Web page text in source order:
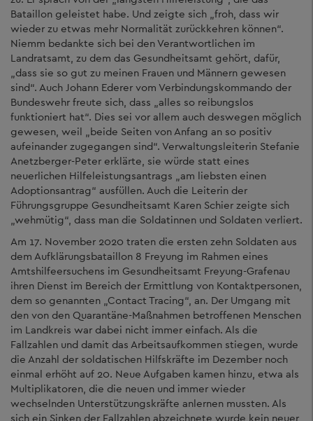
Bataillon geleistet habe. Und zeigte sich „froh, dass wir
wieder zu etwas mehr Normalität zurückkehren können“.
Niemm bedankte sich bei den Verantwortlichen im
Landratsamt, zu dem das Gesundheitsamt gehört, dafür,
„dass sie so gut zu meinen Frauen und Männern gewesen
sind“. Auch Johann Ederer vom Verbindungskommando der
Bundeswehr freute sich, dass „alles so reibungslos
funktioniert hat“. Dies sei vor allem auch deswegen möglich
gewesen, weil „beide Seiten von Anfang an so positiv
aufeinander zugegangen sind“. Verwaltungsleiterin Stefanie
Anetzberger-Peter erklärte, sie würde statt eines
neuerlichen Hilfeleistungsantrags „am liebsten einen
Adoptionsantrag“ ausfüllen. Auch die Leiterin der
Führungsgruppe Gesundheitsamt Karen Schier zeigte sich
„wehmütig“, dass man die Soldatinnen und Soldaten verliert.
Am 17. November 2020 traten die ersten zehn Soldaten aus
dem Aufklärungsbataillon 8 Freyung im Rahmen eines
Amtshilfeersuchens im Gesundheitsamt Freyung-Grafenau
ihren Dienst im Bereich der Ermittlung von Kontaktpersonen,
dem so genannten „Contact Tracing“, an. Der Umgang mit
den von den Quarantäne-Maßnahmen betroffenen Menschen
im Landkreis war dabei nicht immer einfach. Als die
Fallzahlen und damit das Arbeitsaufkommen stiegen, wurde
die Anzahl der soldatischen Hilfskräfte im Dezember noch
einmal erhöht auf 20. Neue Aufgaben kamen hinzu, etwa als
Multiplikatoren, die die neuen und immer wieder
wechselnden Unterstützungskräfte anlernen mussten. Als
sich ein Sinken der Fallzahlen abzeichnete wurde kein neuer